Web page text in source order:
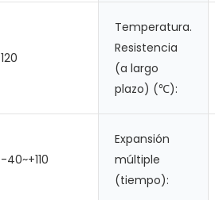
120
Temperatura.
Resistencia
(a largo
plazo) (℃):
-40~+110
Expansión
múltiple
(tiempo):